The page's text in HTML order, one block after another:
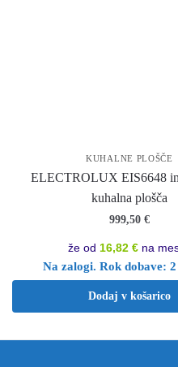
KUHALNE PLOŠČE
ELECTROLUX EIS6648
kuhalna plošča
999,50 €
že od 16,82 €na
Na zalogi. Rok dobave:
Dodaj v košarico